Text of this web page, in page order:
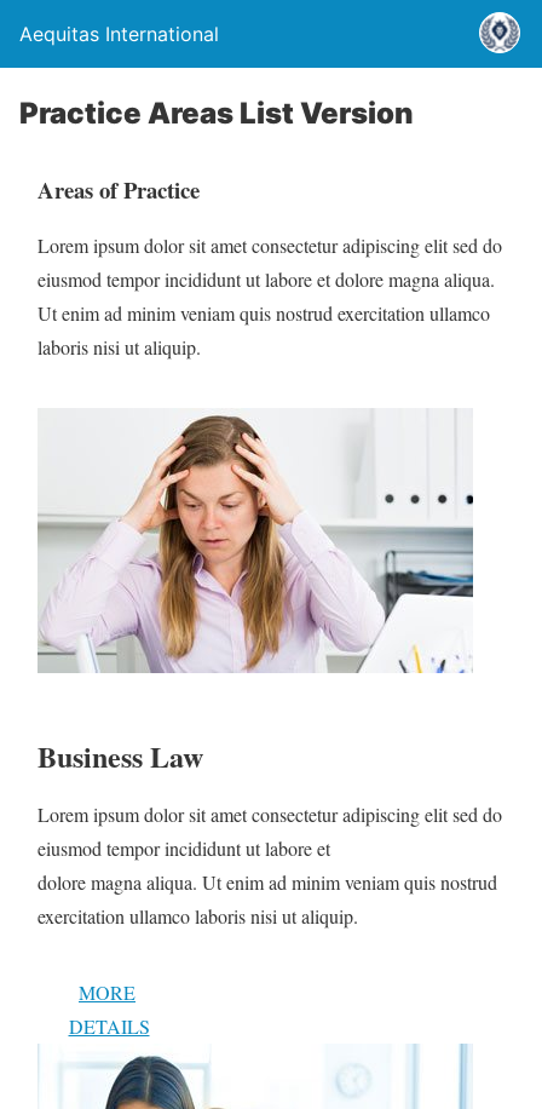
Aequitas International
Practice Areas List Version
Areas of Practice
Lorem ipsum dolor sit amet consectetur adipiscing elit sed do
eiusmod tempor incididunt ut labore et dolore magna aliqua.
Ut enim ad minim veniam quis nostrud exercitation ullamco
laboris nisi ut aliquip.
Business Law
Lorem ipsum dolor sit amet consectetur adipiscing elit sed do
eiusmod tempor incididunt ut labore et
dolore magna aliqua. Ut enim ad minim veniam quis nostrud
exercitation ullamco laboris nisi ut aliquip.
MORE
DETAILS